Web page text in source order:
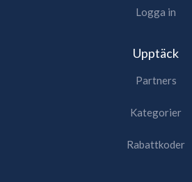
Logga in
Upptäck
Partners
Kategorier
Rabattkoder